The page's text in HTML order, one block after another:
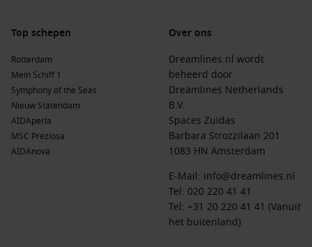
overvloed aan geweldige cruisebestemmingen in landen
zoals Spanje,
vakanties.
Middellandse Zee
Een ongeëvenaarde cruisebestemming
met prachtige eilanden, zoals
CorsicaenSicilië, en
beroemde kuststeden als
enBarcelona
Belangrijke rederijen die San Sebastian
Met een vloot van 11 schepen biedt AIDA
Cruises 5 schepen aan voor cruises naar San Sebastian,
AIDAblu
. Deze cruises vertrekken
vaak vanuit Las Palmas, Gran Canaria en zijn bekend om
Top schepen
Rotterdam
Mein Schiff 1
Symphony of the Seas
Nieuw Statendam
AIDAperla
MSC Preziosa
AIDAnova
Over ons
Dreamlines.nl wordt
beheerd door
Dreamlines Netherlands
B.V.
Spaces Zuidas
Barbara Strozzilaan 201
1083 HN Amsterdam
E-Mail: info@dreamlines.nl
Tel: 020 220 41 41
Tel: +31 20 220 41 41 (Vanuit
het buitenland)